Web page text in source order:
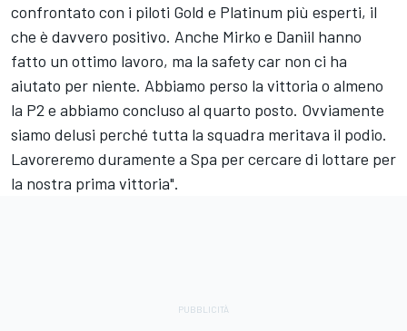
confrontato con i piloti Gold e Platinum più esperti, il
che è davvero positivo. Anche Mirko e Daniil hanno
fatto un ottimo lavoro, ma la safety car non ci ha
aiutato per niente. Abbiamo perso la vittoria o almeno
la P2 e abbiamo concluso al quarto posto. Ovviamente
siamo delusi perché tutta la squadra meritava il podio.
Lavoreremo duramente a Spa per cercare di lottare per
la nostra prima vittoria".